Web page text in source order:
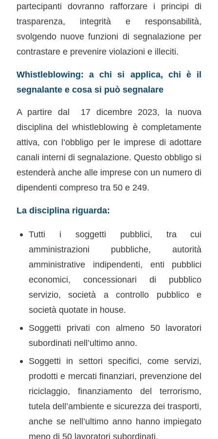
partecipanti dovranno rafforzare i principi di
trasparenza, integrità e responsabilità,
svolgendo nuove funzioni di segnalazione per
contrastare e prevenire violazioni e illeciti.
Whistleblowing: a chi si applica, chi è il
segnalante e cosa si può segnalare
A partire dal 17 dicembre 2023, la nuova
disciplina del whistleblowing è completamente
attiva, con l’obbligo per le imprese di adottare
canali interni di segnalazione. Questo obbligo si
estenderà anche alle imprese con un numero di
dipendenti compreso tra 50 e 249.
La disciplina riguarda:
Tutti i soggetti pubblici, tra cui
amministrazioni pubbliche, autorità
amministrative indipendenti, enti pubblici
economici, concessionari di pubblico
servizio, società a controllo pubblico e
società quotate in house.
Soggetti privati con almeno 50 lavoratori
subordinati nell’ultimo anno.
Soggetti in settori specifici, come servizi,
prodotti e mercati finanziari, prevenzione del
riciclaggio, finanziamento del terrorismo,
tutela dell’ambiente e sicurezza dei trasporti,
anche se nell’ultimo anno hanno impiegato
meno di 50 lavoratori subordinati.